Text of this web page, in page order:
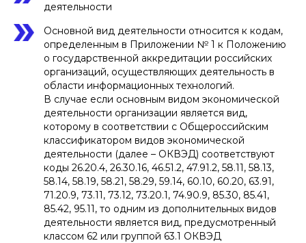
деятельности
Основной вид деятельности относится к кодам,
определенным в Приложении № 1 к Положению
о государственной аккредитации российских
организаций, осуществляющих деятельность в
области информационных технологий.
В случае если основным видом экономической
деятельности организации является вид,
которому в соответствии с Общероссийским
классификатором видов экономической
деятельности (далее – ОКВЭД) соответствуют
коды 26.20.4, 26.30.16, 46.51.2, 47.91.2, 58.11, 58.13,
58.14, 58.19, 58.21, 58.29, 59.14, 60.10, 60.20, 63.91,
71.20.9, 73.11, 73.12, 73.20.1, 74.90.9, 85.30, 85.41,
85.42, 95.11, то одним из дополнительных видов
деятельности является вид, предусмотренный
классом 62 или группой 63.1 ОКВЭД